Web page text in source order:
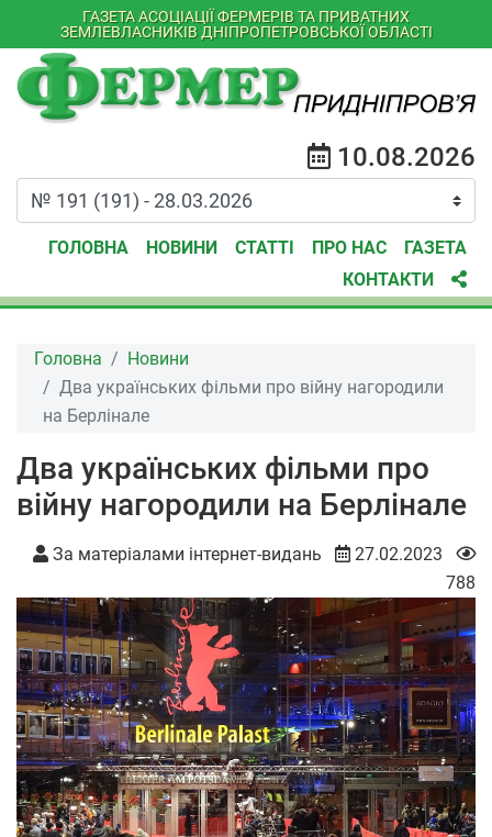
ГАЗЕТА АСОЦІАЦІЇ ФЕРМЕРІВ ТА ПРИВАТНИХ
ЗЕМЛЕВЛАСНИКІВ ДНІПРОПЕТРОВСЬКОЇ ОБЛАСТІ
10.08.2026
ГОЛОВНА НОВИНИ СТАТТІ ПРО НАС
ГАЗЕТА
КОНТАКТИ
Головна
Новини
Два українських фільми про війну нагородили
на Берлінале
Два українських фільми про
війну нагородили на Берлінале
За матеріалами інтернет-видань
27.02.2023
788